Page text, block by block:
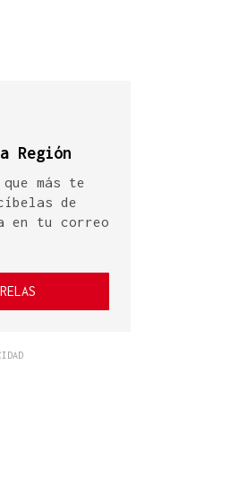
Región
más te
de
en tu correo